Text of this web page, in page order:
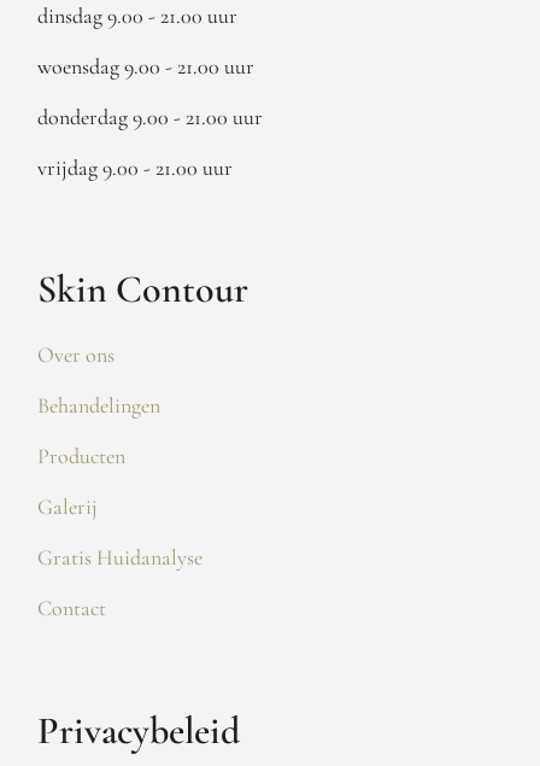
dinsdag 9.00 - 21.00 uur
woensdag 9.00 - 21.00 uur
donderdag 9.00 - 21.00 uur
vrijdag 9.00 - 21.00 uur
Skin Contour
Over ons
Behandelingen
Producten
Galerij
Gratis Huidanalyse
Contact
Privacybeleid